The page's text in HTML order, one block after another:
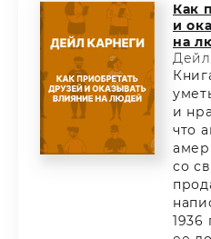
Как
и
на
и
что
со
1936